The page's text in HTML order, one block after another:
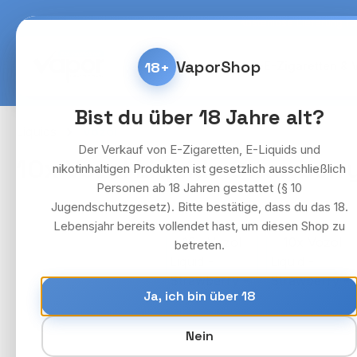
Hauptinhalt springen
Zur Suche springen
Zur Hauptnavigation springen Kostenlose Lieferung
Home E-Zigaretten &
10x Vozol Liquid -
Bildergalerie überspringen
18+ VaporShop
Bist du über 18 Jahre alt?
Der Verkauf von E-Zigaretten, E-Liquids und
nikotinhaltigen Produkten ist gesetzlich ausschließlich
Personen ab 18 Jahren gestattet (§ 10
Jugendschutzgesetz). Bitte bestätige, dass du das 18.
Lebensjahr bereits vollendet hast, um diesen Shop zu
betreten.
Ja, ich bin über 18
Nein